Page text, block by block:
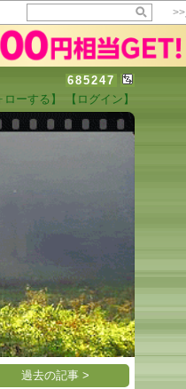
>>
685247
ローする】 【ログイン】
過去の記事 >